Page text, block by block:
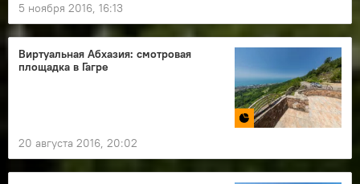
5 ноября 2016, 16:13
Виртуальная Абхазия: смотровая
площадка в Гагре
20 августа 2016, 20:02